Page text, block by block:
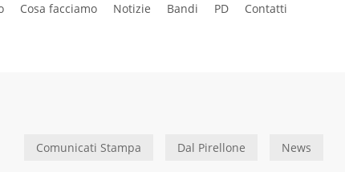
Cosa facciamo Notizie Bandi PD Contatti
Comunicati Stampa Dal Pirellone News